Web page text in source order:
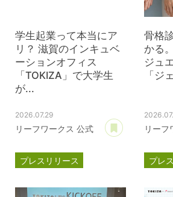
学生起業って本当にア
リ？ 滋賀のインキュベ
ーションオフィス
「TOKIZA」で大学生
が...
2026.07.29
リーフワークス 公式
あとで読む
プレスリリース
骨格
かる
ジュ
「ジ
リーフ
プレ